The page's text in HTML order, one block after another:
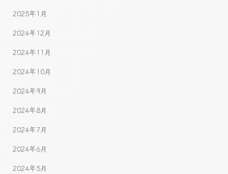
2025年1月
2024年12月
2024年11月
2024年10月
2024年9月
2024年8月
2024年7月
2024年6月
2024年5月